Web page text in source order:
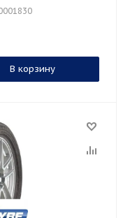
В корзину